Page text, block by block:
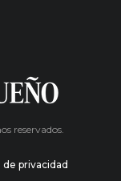
reservados.
de privacidad